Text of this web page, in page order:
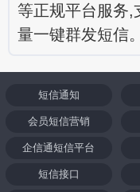
等正规平台服务,
量一键群发短信。
短信通知
会员短信营销
企信通短信平台
短信接口